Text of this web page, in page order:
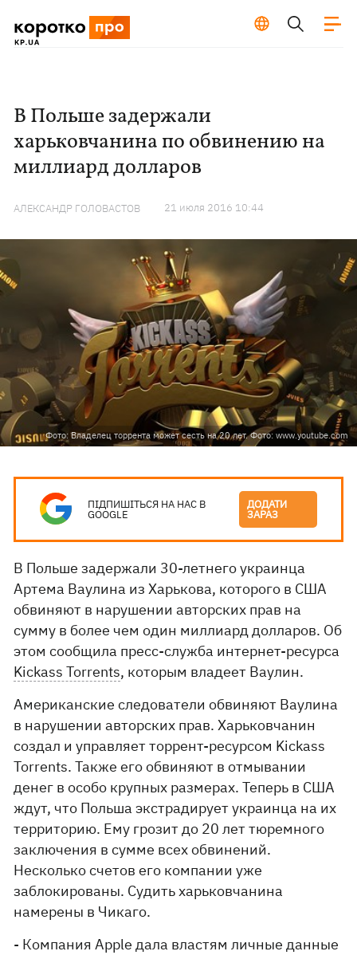
В Польше задержали
харьковчанина по обвинению на
миллиард долларов
АЛЕКСАНДР ГОЛОВАСТОВ 21 июля 2016 10:44
Фото: Владелец торрента может сесть на 20 лет. Фото: www.youtube.com
ПІДПИШІТЬСЯ НА НАС В
GOOGLE
ДОДАТИ
ЗАРАЗ
В Польше задержали 30-летнего украинца
Артема Ваулина из Харькова, которого в США
обвиняют в нарушении авторских прав на
сумму в более чем один миллиард долларов. Об
этом сообщила пресс-служба интернет-ресурса
Kickass Torrents, которым владеет Ваулин.
Американские следователи обвиняют Ваулина
в нарушении авторских прав. Харьковчанин
создал и управляет торрент-ресурсом Kickass
Torrents. Также его обвиняют в отмывании
денег в особо крупных размерах. Теперь в США
ждут, что Польша экстрадирует украинца на их
территорию. Ему грозит до 20 лет тюремного
заключения в сумме всех обвинений.
Несколько счетов его компании уже
заблокированы. Судить харьковчанина
намерены в Чикаго.
- Компания Apple дала властям личные данные